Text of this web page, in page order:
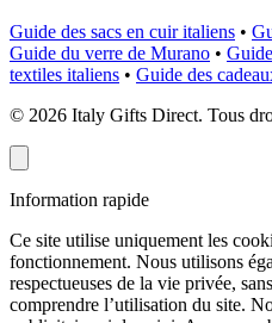
Guide des sacs en cuir italiens •
Guide du verre de Murano •
textiles italiens • Guide des
© 2026 Italy Gifts Direct. Tous
Information rapide
Ce site utilise uniquement les
fonctionnement. Nous utilisons
respectueuses de la vie privée,
comprendre l’utilisation du site.